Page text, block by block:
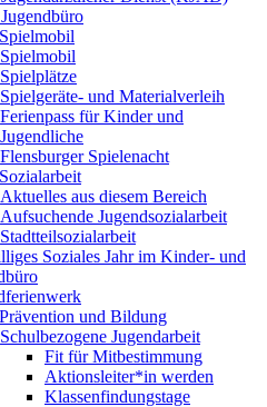
Spielmobil
Spielplätze
Spielgeräte- und Materialverleih
Ferienpass für Kinder und
Jugendliche
Flensburger Spielenacht
Aktuelles aus diesem Bereich
Aufsuchende Jugendsozialarbeit
Stadtteilsozialarbeit
Soziales Jahr im Kinder- und
und Bildung
Schulbezogene Jugendarbeit
Fit für Mitbestimmung
Aktionsleiter*in werden
Klassenfindungstage